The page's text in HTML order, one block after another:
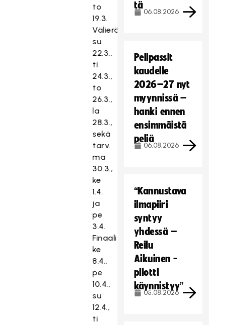
to
19.3.
Välierät:
su
22.3.,
ti
24.3.,
to
26.3.,
la
28.3.,
sekä
tarv.
ma
30.3.,
ke
1.4.
ja
pe
3.4.
Finaalit:
ke
8.4.,
pe
10.4.,
su
12.4.,
ti
T
ä
m
ä
s
i
s
ä
l
t
ö
o
n
tä
06.08.2026
Pelipassit
kaudelle
2026–27 nyt
myynnissä –
hanki ennen
ensimmäistä
peliä
06.08.2026
“Kannustava
ilmapiiri
syntyy
yhdessä –
Reilu
Aikuinen -
pilotti
käynnistyy”
05.08.2026